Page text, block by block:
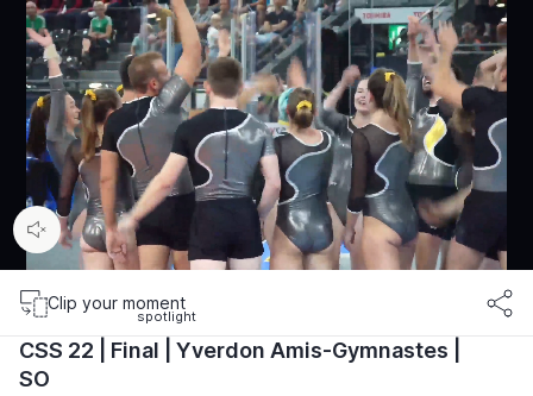
00:10 / 06:33
CSS 22 | Final | Yverdon Amis-Gymnastes |
SO
Clip your moment